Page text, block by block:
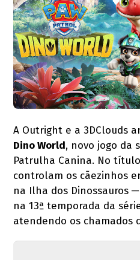
A Outright e a 3DClouds
Dino World, novo jogo da
Patrulha Canina. No
controlam os cãezinhos
na Ilha dos Dinossauros
na 13ª temporada da
atendendo os chamados